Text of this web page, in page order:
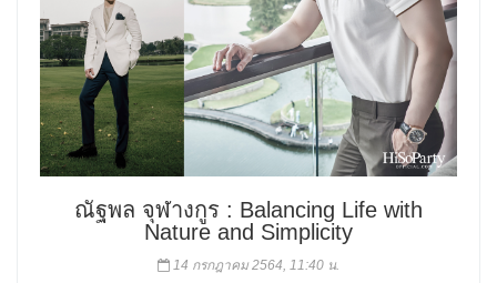
ณัฐพล จุฬางกูร : Balancing Life with
Nature and Simplicity
14 กรกฎาคม 2564, 11:40 น.